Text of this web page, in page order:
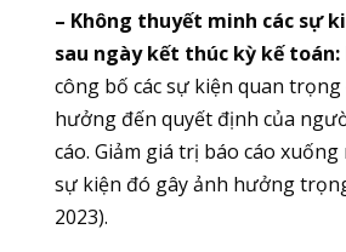
– Không thuyết minh các sự
sau ngày kết thúc kỳ kế toán:
công bố các sự kiện quan trọng
hưởng đến quyết định của
cáo. Giảm giá trị báo cáo
sự kiện đó gây ảnh hưởng
2023).